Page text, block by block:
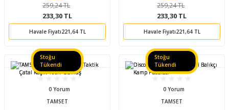
259,24 TL
233,30 TL
Havale Fiyatı221,64 TL
259,24 TL
233,30 TL
Havale Fiyatı221,64 TL
Stoğu
Tükendi
0 Yorum
TAMSET
Stoğu
Tükendi
0 Yorum
TAMSET